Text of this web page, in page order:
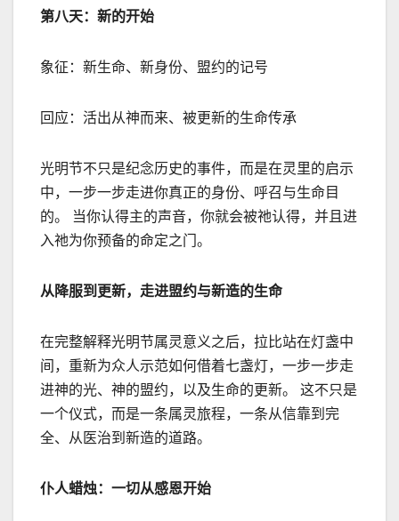
第八天：新的开始
象征：新生命、新身份、盟约的记号
回应：活出从神而来、被更新的生命传承
光明节不只是纪念历史的事件，而是在灵里的启示
中，一步一步走进你真正的身份、呼召与生命目
的。 当你认得主的声音，你就会被祂认得，并且进
入祂为你预备的命定之门。
从降服到更新，走进盟约与新造的生命
在完整解释光明节属灵意义之后，拉比站在灯盏中
间，重新为众人示范如何借着七盏灯，一步一步走
进神的光、神的盟约，以及生命的更新。 这不只是
一个仪式，而是一条属灵旅程，一条从信靠到完
全、从医治到新造的道路。
仆人蜡烛：一切从感恩开始